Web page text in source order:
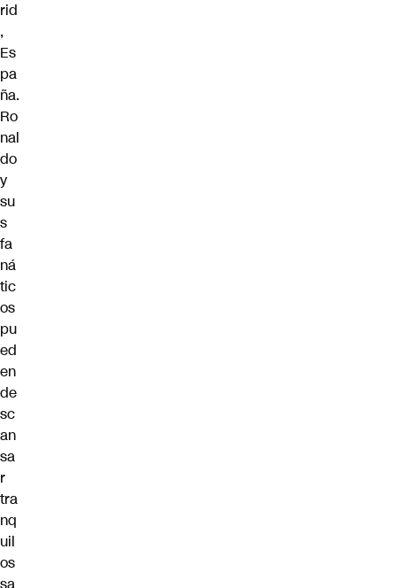
rid
,
Es
pa
ña.
Ro
nal
do
y
su
s
fa
ná
tic
os
pu
ed
en
de
sc
an
sa
r
tra
nq
uil
os
sa